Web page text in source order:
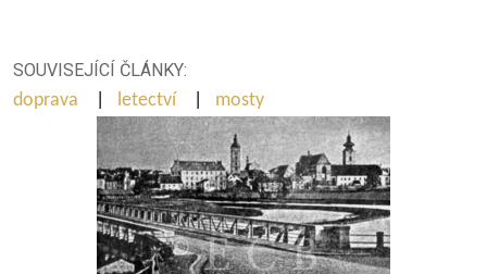
SOUVISEJÍCÍ ČLÁNKY:
doprava
letectví mosty